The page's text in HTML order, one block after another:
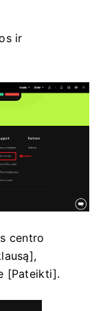
ir
centro
[Pateikti].